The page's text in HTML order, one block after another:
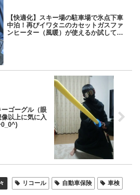
【快適化】スキー場の駐車場で氷点下車
中泊！再びイワタニのカセットガスファ
ンヒーター（風暖）が使えるか試してみ
ゴーグル（眼
以上に気に入
リコール 自動車保険 車検